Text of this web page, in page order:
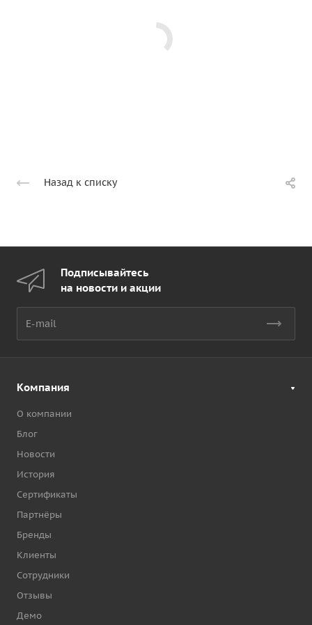
Назад к списку
Подписывайтесь
на новости и акции
Компания
О компании
Блог
Новости
История
Сертификаты
Партнёры
Бренды
Клиенты
Сотрудники
Отзывы
Демо